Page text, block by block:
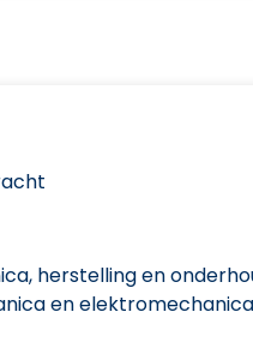
herstelling en
en